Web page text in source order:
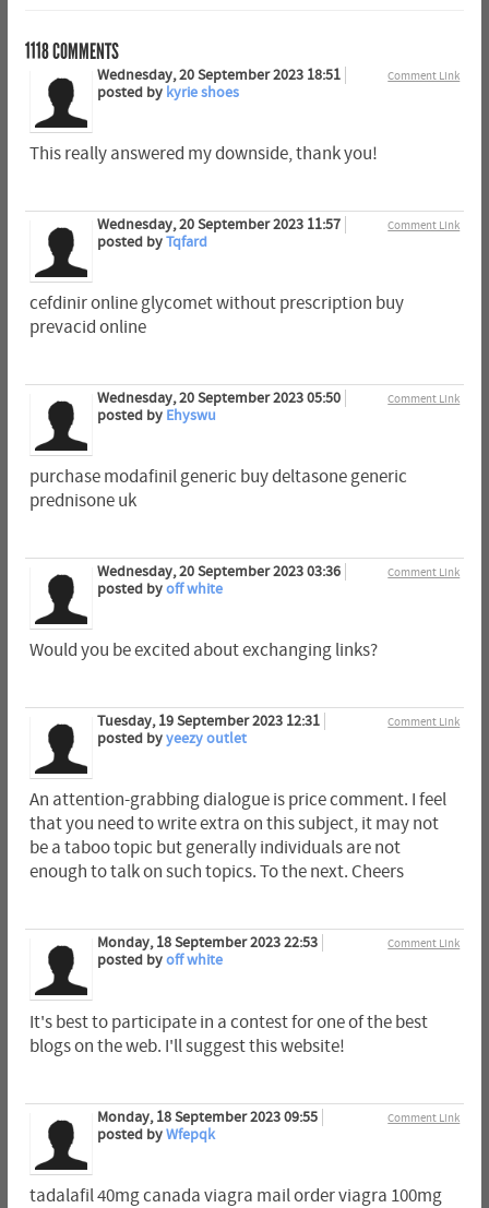
1118COMMENTS
Comment Link
Wednesday, 20 September 2023 18:51
posted by kyrie shoes
This really answered my downside, thank you!
Comment Link
Wednesday, 20 September 2023 11:57
posted byTqfard
cefdinir online glycomet without prescription buy
prevacid online
Comment Link
Wednesday, 20 September 2023 05:50
posted by Ehyswu
purchase modafinil generic buy deltasone generic
prednisone uk
Comment Link
Wednesday, 20 September 2023 03:36
posted byoff white
Would you be excited about exchanging links?
Comment Link
Tuesday, 19 September 2023 12:31
posted byyeezy outlet
An attention-grabbing dialogue is price comment. I feel
that you need to write extra on this subject, it may not
be a taboo topic but generally individuals are not
enough to talk on such topics. To the next. Cheers
Comment Link
Monday, 18 September 2023 22:53
posted byoff white
It's best to participate in a contest for one of the best
blogs on the web. I'll suggest this website!
Comment Link
Monday, 18 September 2023 09:55
posted byWfepqk
tadalafil 40mg canada viagra mail order viagra 100mg